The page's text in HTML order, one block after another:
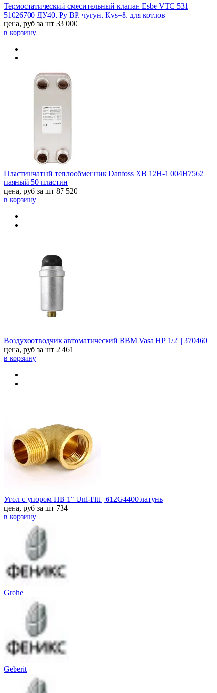
Термостатический смесительный клапан Esbe VTC 531
51026700 ДУ40, Ру BP, чугун, Kvs=8, для котлов
цена, руб за шт 33 000
в корзину
Пластинчатый теплообменник Danfoss XB 12H-1 004H7562
паяный 50 пластин
цена, руб за шт 87 520
в корзину
Воздухоотводчик автоматический RBM Vasa НР 1/2' | 370460
цена, руб за шт 2 461
в корзину
Угол с упором НВ 1" Uni-Fitt | 612G4400 латунь
цена, руб за шт 734
в корзину
Grohe
Geberit